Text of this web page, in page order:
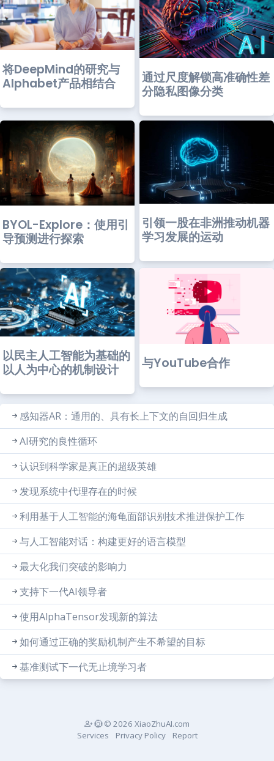
将DeepMind的研究与
Alphabet产品相结合
通过尺度解锁高准确性差
分隐私图像分类
BYOL-Explore：使用引
导预测进行探索
引领一股在非洲推动机器
学习发展的运动
以民主人工智能为基础的
以人为中心的机制设计
与YouTube合作
感知器AR：通用的、具有长上下文的自回归生成
AI研究的良性循环
认识到科学家是真正的超级英雄
发现系统中代理存在的时候
利用基于人工智能的海龟面部识别技术推进保护工作
与人工智能对话：构建更好的语言模型
最大化我们突破的影响力
支持下一代AI领导者
使用AlphaTensor发现新的算法
如何通过正确的奖励机制产生不希望的目标
基准测试下一代无止境学习者
© 2026 XiaoZhuAI.com
Services
Privacy Policy Report